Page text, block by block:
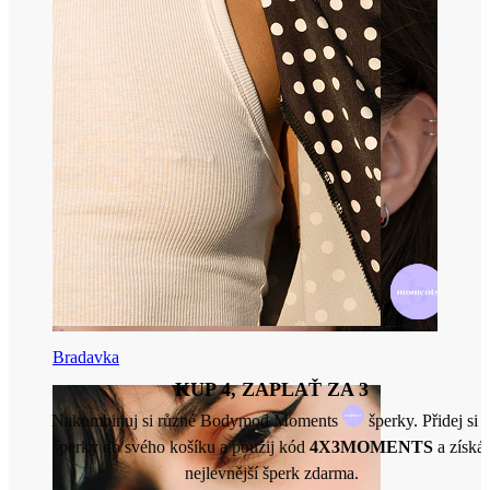
Bradavka
KUP 4, ZAPLAŤ ZA 3
Nakombinuj si různé Bodymod Moments
šperky. Přidej si 4
šperky do svého košíku a použij kód 4X3MOMENTSa získáš
nejlevnější šperk zdarma.